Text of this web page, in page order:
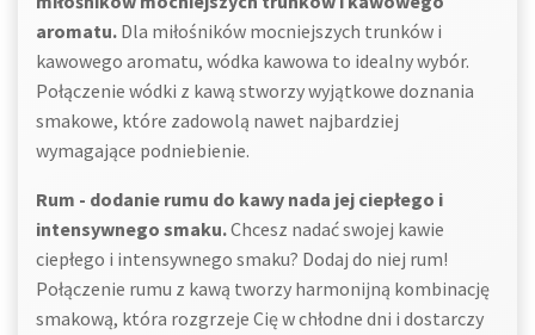
aromatu. Dla miłośników mocniejszych trunków i
kawowego aromatu, wódka kawowa to idealny wybór.
Połączenie wódki z kawą stworzy wyjątkowe doznania
smakowe, które zadowolą nawet najbardziej
wymagające podniebienie.
Rum - dodanie rumu do kawy nada jej ciepłego i
intensywnego smaku.Chcesz nadać swojej kawie
ciepłego i intensywnego smaku? Dodaj do niej rum!
Połączenie rumu z kawą tworzy harmonijną kombinację
smakową, która rozgrzeje Cię w chłodne dni i dostarczy